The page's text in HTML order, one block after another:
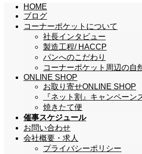
HOME
ブログ
コーナーポケットについて
社長インタビュー
製造工程/ HACCP
パンへのこだわり
コーナーポケット周辺の自
ONLINE SHOP
お取り寄せONLINE SHOP
『ネット割』キャンペーン
焼きたて便
催事スケジュール
お問い合わせ
会社概要・求人
プライバシーポリシー